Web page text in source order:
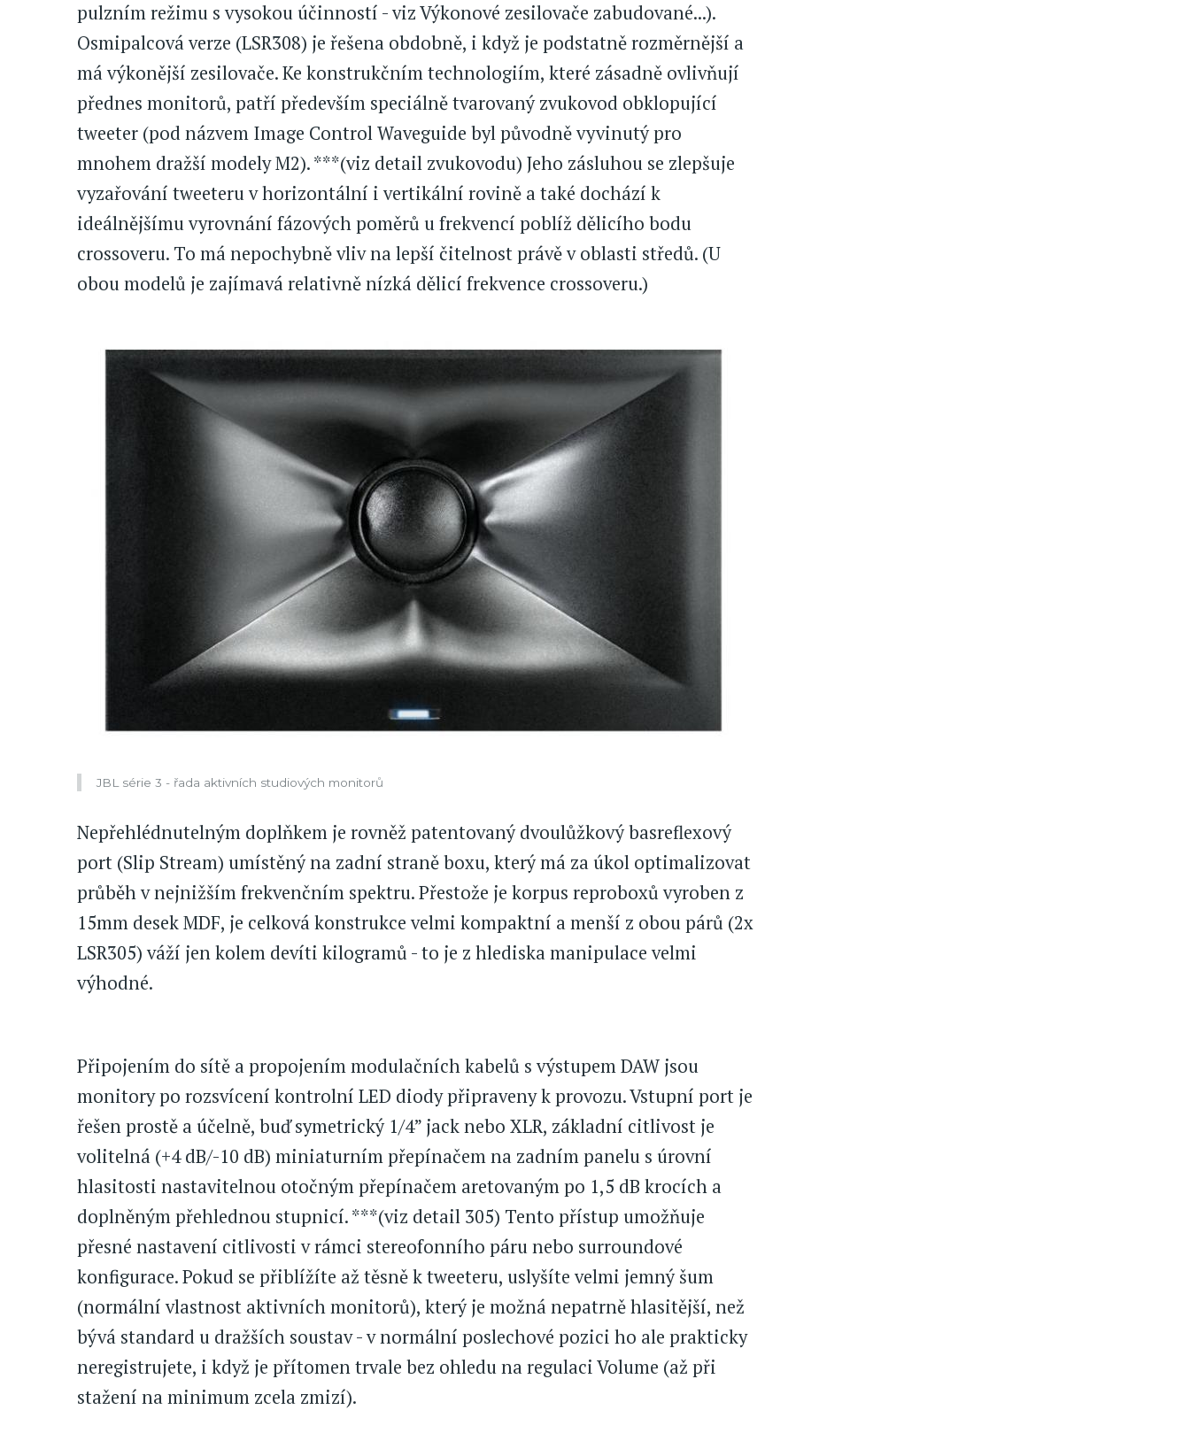
pulzním režimu s vysokou účinností - viz Výkonové zesilovače zabudované...).
Osmipalcová verze (LSR308) je řešena obdobně, i když je podstatně rozměrnější a
má výkonější zesilovače. Ke konstrukčním technologiím, které zásadně ovlivňují
přednes monitorů, patří především speciálně tvarovaný zvukovod obklopující
tweeter (pod názvem Image Control Waveguide byl původně vyvinutý pro
mnohem dražší modely M2). ***(viz detail zvukovodu) Jeho zásluhou se zlepšuje
vyzařování tweeteru v horizontální i vertikální rovině a také dochází k
ideálnějšímu vyrovnání fázových poměrů u frekvencí poblíž dělicího bodu
crossoveru. To má nepochybně vliv na lepší čitelnost právě v oblasti středů. (U
obou modelů je zajímavá relativně nízká dělicí frekvence crossoveru.)
JBL série 3 - řada aktivních studiových monitorů
Nepřehlédnutelným doplňkem je rovněž patentovaný dvoulůžkový basreflexový
port (Slip Stream) umístěný na zadní straně boxu, který má za úkol optimalizovat
průběh v nejnižším frekvenčním spektru. Přestože je korpus reproboxů vyroben z
15mm desek MDF, je celková konstrukce velmi kompaktní a menší z obou párů (2x
LSR305) váží jen kolem devíti kilogramů - to je z hlediska manipulace velmi
výhodné.
Připojením do sítě a propojením modulačních kabelů s výstupem DAW jsou
monitory po rozsvícení kontrolní LED diody připraveny k provozu. Vstupní port je
řešen prostě a účelně, buď symetrický 1/4” jack nebo XLR, základní citlivost je
volitelná (+4 dB/-10 dB) miniaturním přepínačem na zadním panelu s úrovní
hlasitosti nastavitelnou otočným přepínačem aretovaným po 1,5 dB krocích a
doplněným přehlednou stupnicí. ***(viz detail 305) Tento přístup umožňuje
přesné nastavení citlivosti v rámci stereofonního páru nebo surroundové
konfigurace. Pokud se přiblížíte až těsně k tweeteru, uslyšíte velmi jemný šum
(normální vlastnost aktivních monitorů), který je možná nepatrně hlasitější, než
bývá standard u dražších soustav - v normální poslechové pozici ho ale prakticky
neregistrujete, i když je přítomen trvale bez ohledu na regulaci Volume (až při
stažení na minimum zcela zmizí).